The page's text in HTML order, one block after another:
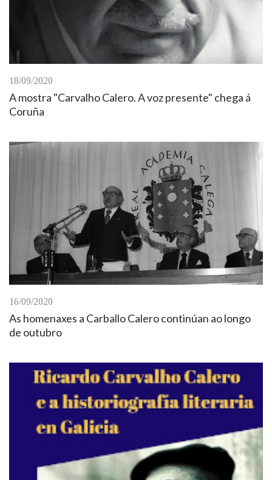
18/09/2020
A mostra "Carvalho Calero. A voz presente" chega á
Coruña
16/09/2020
As homenaxes a Carballo Calero continúan ao longo
de outubro